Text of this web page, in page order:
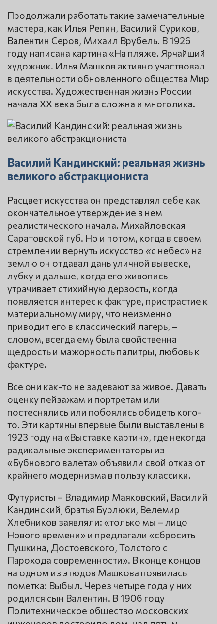
Продолжали работать такие замечательные
мастера, как Илья Репин, Василий Суриков,
Валентин Серов, Михаил Врубель. В 1926
году написана картина «На пляже. Ярчайший
художник. Илья Машков активно участвовал
в деятельности обновленного общества Мир
искусства. Художественная жизнь России
начала ХХ века была сложна и многолика.
Василий Кандинский: реальная жизнь
великого абстракциониста
Расцвет искусства он представлял себе как
окончательное утверждение в нем
реалистического начала. Михайловская
Саратовской губ. Но и потом, когда в своем
стремлении вернуть искусство «с небес» на
землю он отдавал дань уличной вывеске,
лубку и дальше, когда его живопись
утрачивает стихийную дерзость, когда
появляется интерес к фактуре, пристрастие к
материальному миру, что неизменно
приводит его в классический лагерь, –
словом, всегда ему была свойственна
щедрость и мажорность палитры, любовь к
фактуре.
Все они как-то не задевают за живое. Давать
оценку пейзажам и портретам или
постеснялись или побоялись обидеть кого-
то. Эти картины впервые были выставлены в
1923 году на «Выставке картин», где некогда
радикальные экспериментаторы из
«Бубнового валета» объявили свой отказ от
крайнего модернизма в пользу классики.
Футуристы – Владимир Маяковский, Василий
Кандинский, братья Бурлюки, Велемир
Хлебников заявляли: «только мы – лицо
Нового времени» и предлагали «сбросить
Пушкина, Достоевского, Толстого с
Парохода современности». В конце концов
на одном из этюдов Машкова появилась
пометка: Выбыл. Через четыре года у них
родился сын Валентин. В 1906 году
Политехническое общество московских